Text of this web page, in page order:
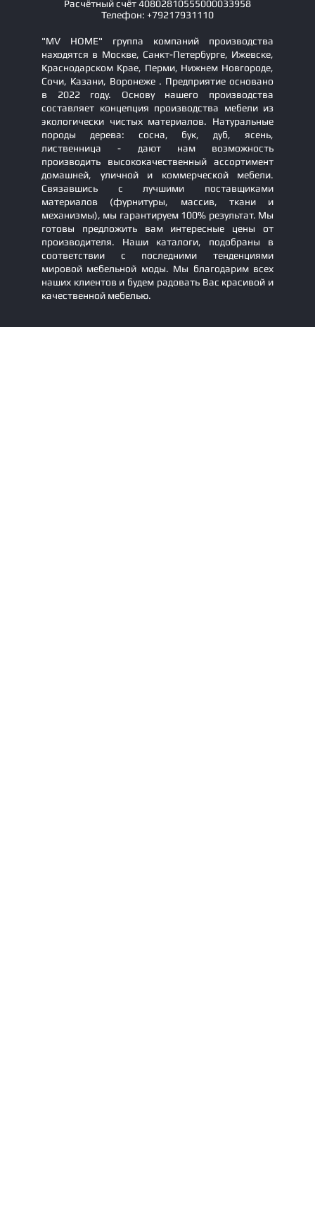
Расчётный счёт 40802810555000033958
Телефон: +79217931110
"MV HOME" группа компаний производства
находятся в Москве, Санкт-Петербурге, Ижевске,
Краснодарском Крае, Перми, Нижнем Новгороде,
Сочи, Казани, Воронеже . Предприятие основано
в 2022 году. Основу нашего производства
составляет концепция производства мебели из
экологически чистых материалов. Натуральные
породы дерева: сосна, бук, дуб, ясень,
лиственница - дают нам возможность
производить высококачественный ассортимент
домашней, уличной и коммерческой мебели.
Связавшись с лучшими поставщиками
материалов (фурнитуры, массив, ткани и
механизмы), мы гарантируем 100% результат. Мы
готовы предложить вам интересные цены от
производителя. Наши каталоги, подобраны в
соответствии с последними тенденциями
мировой мебельной моды. Мы благодарим всех
наших клиентов и будем радовать Вас красивой и
качественной мебелью.